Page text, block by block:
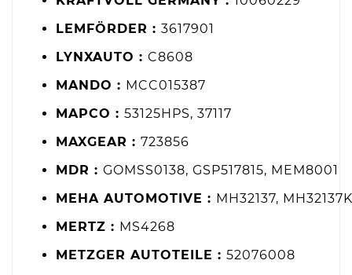
LEMFÖRDER : 3617901
LYNXAUTO : C8608
MANDO : MCC015387
MAPCO : 53125HPS, 37117
MAXGEAR : 723856
MDR : GOMSS0138, GSP517815, MEM8001
MEHA AUTOMOTIVE : MH32137, MH32137K
MERTZ : MS4268
METZGER AUTOTEILE : 52076008